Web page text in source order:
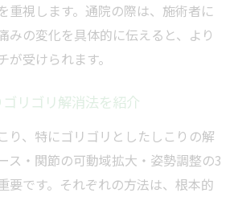
重視します。通院の際は、施術者に
みの変化を具体的に伝えると、より
受けられます。
リゴリ解消法を紹介
り、特にゴリゴリとしたしこりの解
ス・関節の可動域拡大・姿勢調整の3
要です。それぞれの方法は、根本的